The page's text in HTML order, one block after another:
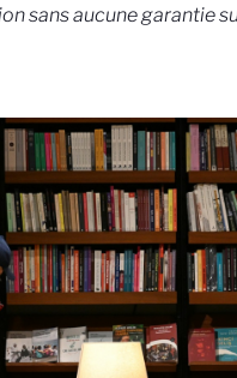
sans aucune garantie